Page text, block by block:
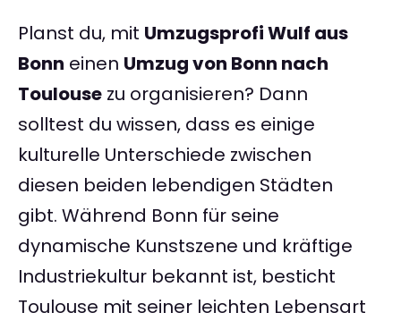
Planst du, mit Umzugsprofi Wulf aus
Bonn einen Umzug von Bonn nach
Toulouse zu organisieren? Dann
solltest du wissen, dass es einige
kulturelle Unterschiede zwischen
diesen beiden lebendigen Städten
gibt. Während Bonn für seine
dynamische Kunstszene und kräftige
Industriekultur bekannt ist, besticht
Toulouse mit seiner leichten Lebensart